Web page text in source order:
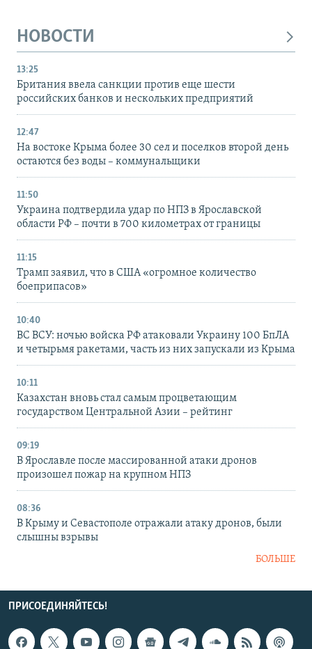
НОВОСТИ
13:25
Британия ввела санкции против еще шести
российских банков и нескольких предприятий
12:47
На востоке Крыма более 30 сел и поселков второй день
остаются без воды – коммунальщики
11:50
Украина подтвердила удар по НПЗ в Ярославской
области РФ – почти в 700 километрах от границы
11:15
Трамп заявил, что в США «огромное количество
боеприпасов»
10:40
ВС ВСУ: ночью войска РФ атаковали Украину 100 БпЛА
и четырьмя ракетами, часть из них запускали из Крыма
10:11
Казахстан вновь стал самым процветающим
государством Центральной Азии – рейтинг
09:19
В Ярославле после массированной атаки дронов
произошел пожар на крупном НПЗ
08:36
В Крыму и Севастополе отражали атаку дронов, были
слышны взрывы
БОЛЬШЕ
ПРИСОЕДИНЯЙТЕСЬ!